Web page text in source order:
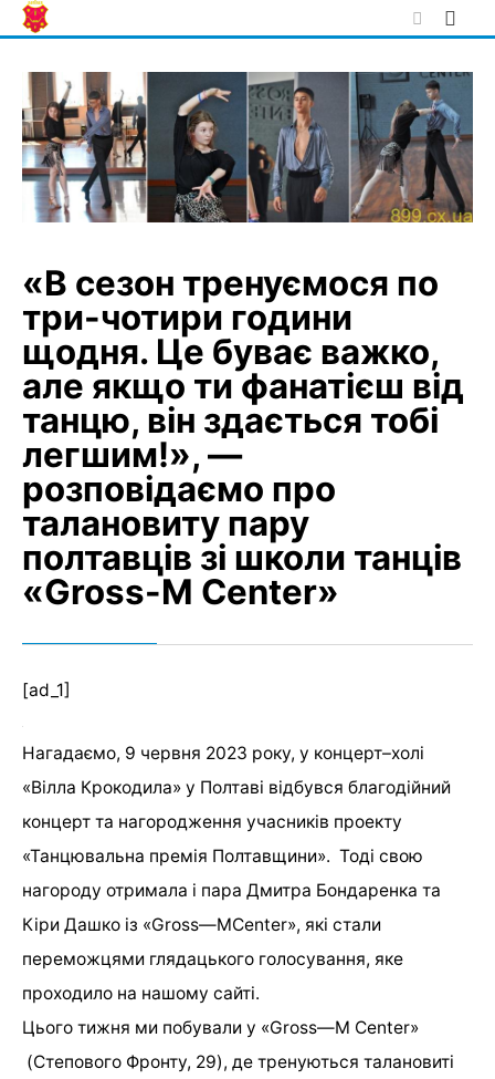
Skip
to
«В сезон тренуємося по
три-чотири години
щодня. Це буває важко,
але якщо ти фанатієш від
танцю, він здається тобі
легшим!», —
розповідаємо про
талановиту пару
полтавців зі школи танців
«Gross-M Center»
[ad_1]
Нагадаємо, 9 червня 2023 року, у концерт–холі
«Вілла Крокодила» у Полтаві відбувся благодійний
концерт та нагородження учасників проекту
«Танцювальна премія Полтавщини». Тоді свою
нагороду отримала і пара Дмитра Бондаренка та
Кіри Дашко із «Gross—MCenter», які стали
переможцями глядацького голосування, яке
проходило на нашому сайті.
Цього тижня ми побували у «Gross—M Center»
(Степового Фронту, 29), де тренуються талановиті